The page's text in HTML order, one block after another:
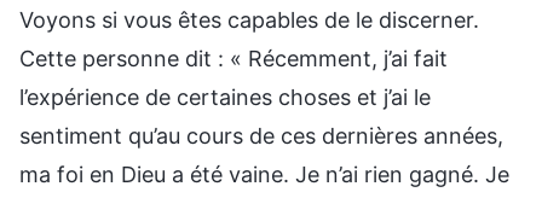
Voyons si vous êtes capables de le discerner.
Cette personne dit : « Récemment, j’ai fait
l’expérience de certaines choses et j’ai le
sentiment qu’au cours de ces dernières années,
ma foi en Dieu a été vaine. Je n’ai rien gagné. Je